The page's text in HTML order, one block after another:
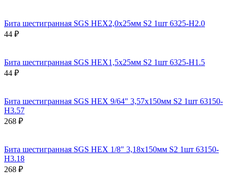
Бита шестигранная SGS HEX2,0х25мм S2 1шт 6325-H2.0
44 ₽
Бита шестигранная SGS HEX1,5х25мм S2 1шт 6325-H1.5
44 ₽
Бита шестигранная SGS HEX 9/64" 3,57х150мм S2 1шт 63150-
H3.57
268 ₽
Бита шестигранная SGS HEX 1/8" 3,18х150мм S2 1шт 63150-
H3.18
268 ₽